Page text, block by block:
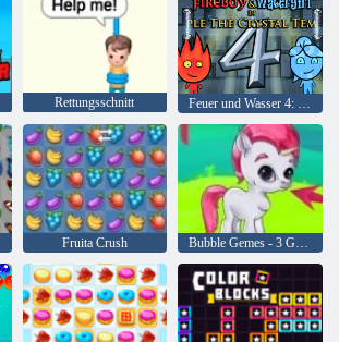
Rettungsschnitt Feuer und Wasser 4: Kristalltempel
Fruita Crush Bubble Gemes - 3 Gewinnt